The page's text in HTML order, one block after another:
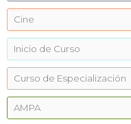
Cine
Inicio de Curso
Curso de Especialización
AMPA